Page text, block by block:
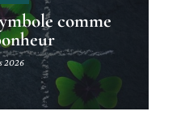
comme
2026